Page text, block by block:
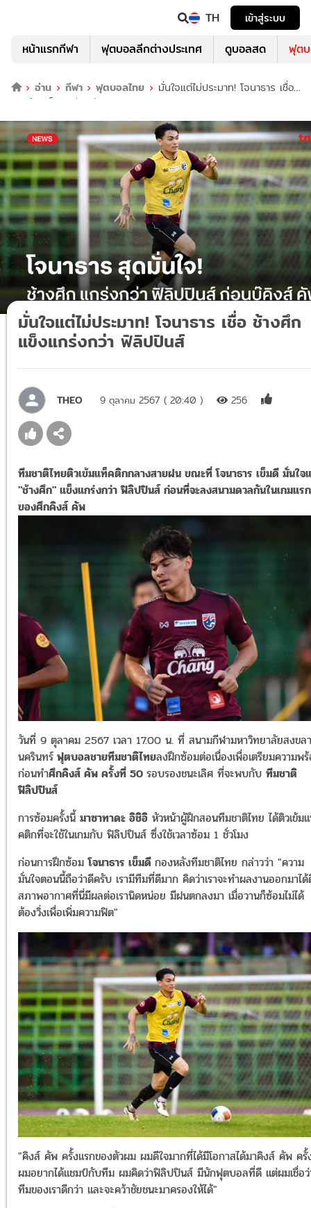
TH เข้าสู่ระบบ
หน้าแรกกีฬา ฟุตบอลลีกต่างประเทศ ดูบอลสด ฟุต
อ่าน กีฬา ฟุตบอลไทย
มั่นใจแต่ไม่ประมาท! โจนาธาร เชื่อ
ช้างศึก แข็งแกร่งกว่า ฟิลิปปินส์
มั่นใจแต่ไม่ประมาท! โจนาธาร เชื่อ ช้างศึก
แข็งแกร่งกว่า ฟิลิปปินส์
THEO 9 ตุลาคม 2567 ( 20:40 ) 256
ทีมชาติไทยติวเข้มแท็คติกกลางสายฝน ขณะที่ โจนาธาร เข็มดี มั่นใจ
"ช้างศึก" แข็งแกร่งกว่า ฟิลิปปินส์ ก่อนที่จะลงสนามดวลกันในเกมแรก
ของศึกคิงส์ คัพ
วันที่ 9 ตุลาคม 2567 เวลา 17.00 น. ที่ สนามกีฬามหาวิทยาลัยสงขลา
นครินทร์ ฟุตบอลชายทีมชาติไทยลงฝึกซ้อมต่อเนื่องเพื่อเตรียมความพ
ก่อนทำศึกคิงส์ คัพ ครั้งที่ 50 รอบรองชนะเลิศ ที่จะพบกับ ทีมชาติ
ฟิลิปปินส์
การซ้อมครั้งนี้ มาซาทาดะ อิชิอิ หัวหน้าผู้ฝึกสอนทีมชาติไทย ได้ติวเข้ม
คติกที่จะใช้ในเกมกับ ฟิลิปปินส์ ซึ่งใช้เวลาซ้อม 1 ชั่วโมง
ก่อนการฝึกซ้อมโจนาธาร เข็มดี กองหลังทีมชาติไทย กล่าวว่า "ความ
มั่นใจตอนนี้ถือว่าดีครับ เรามีทีมที่ดีมาก คิดว่าเราจะทำผลงานออกมาไ
สภาพอากาศที่นี่มีผลต่อเรานิดหน่อย มีฝนตกลงมา เมื่อวานก็ซ้อมไม่ได้
ต้องวิ่งเพื่อเพิ่มความฟิต"
"คิงส์ คัพ ครั้งแรกของตัวผม ผมดีใจมากที่ได้มีโอกาสได้มาคิงส์ คัพ ครั้
ผมอยากได้แชมป์กับทีม ผมคิดว่าฟิลิปปินส์ มีนักฟุตบอลที่ดี แต่ผมเชื่อ
ทีมของเราดีกว่า และจะคว้าชัยชนะมาครองให้ได้"